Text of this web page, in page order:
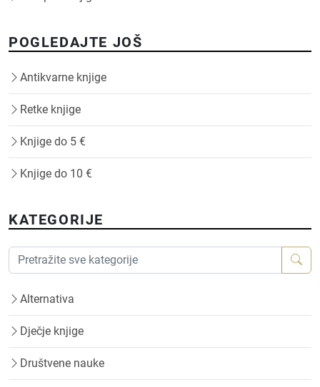
POGLEDAJTE JOŠ
Antikvarne knjige
Retke knjige
Knjige do 5 €
Knjige do 10 €
KATEGORIJE
Alternativa
Dječje knjige
Društvene nauke